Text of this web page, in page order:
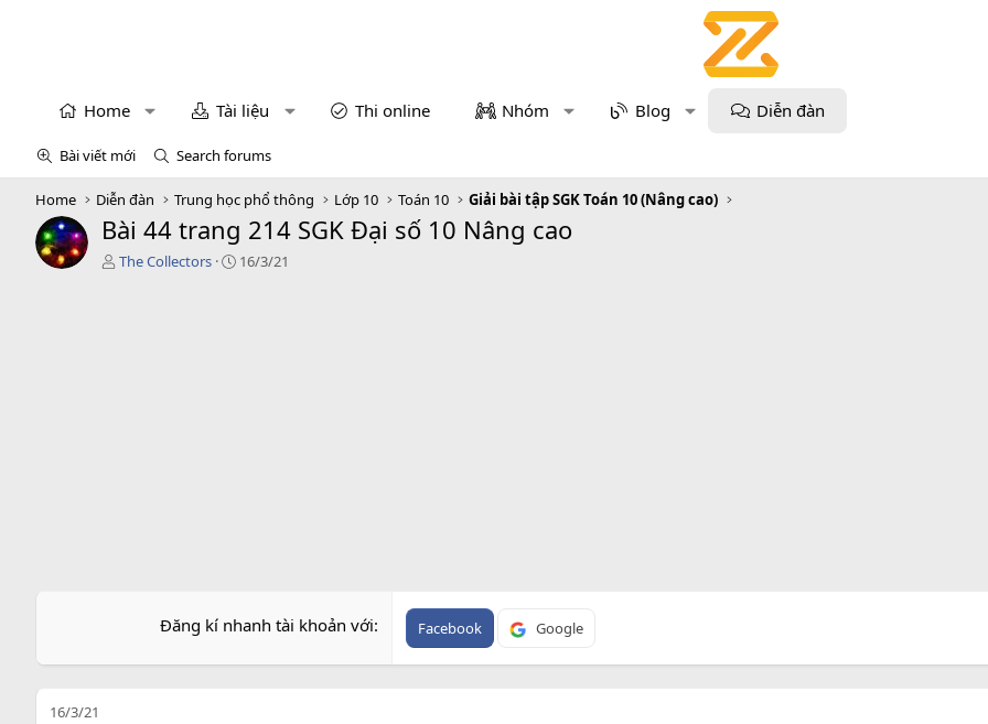
Home Tài liệu Thi online Nhóm Blog Diễn đàn
Bài viết mới Search forums
Home Diễn đàn Trung học phổ thông Lớp 10 Toán 10 Giải bài tập SGK Toán 10 (Nâng cao)
Bài 44 trang 214 SGK Đại số 10 Nâng cao
T
The Collectors
C16/3/21
Đăng kí nhanh tài khoản với Facebook Google
16/3/21